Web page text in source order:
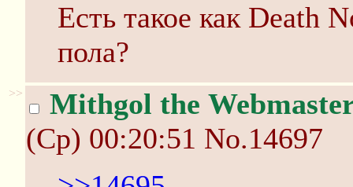
Есть такое как Death
пола?
>>
Mithgol the
(Ср) 00:20:51 No.14697